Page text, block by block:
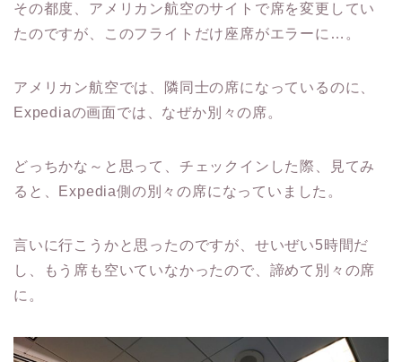
その都度、アメリカン航空のサイトで席を変更してい
たのですが、このフライトだけ座席がエラーに…。
アメリカン航空では、隣同士の席になっているのに、
Expediaの画面では、なぜか別々の席。
どっちかな～と思って、チェックインした際、見てみ
ると、Expedia側の別々の席になっていました。
言いに行こうかと思ったのですが、せいぜい5時間だ
し、もう席も空いていなかったので、諦めて別々の席
に。